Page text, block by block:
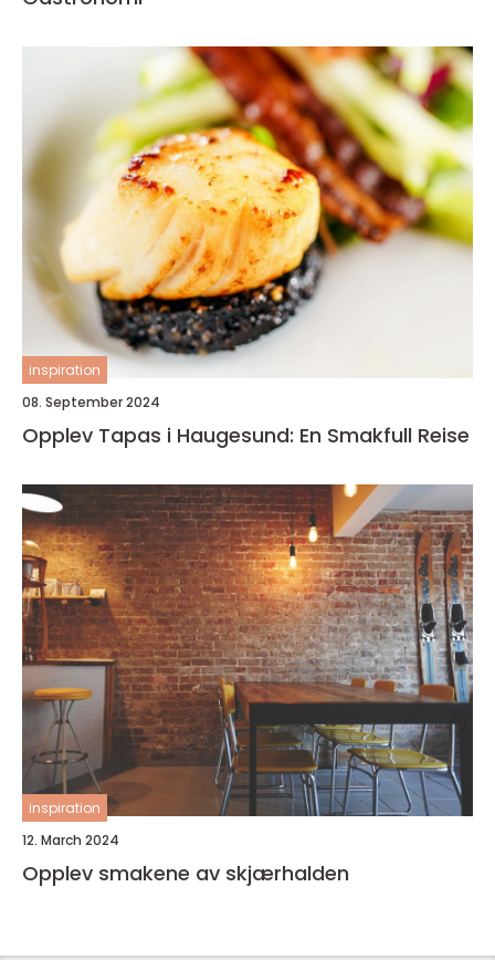
inspiration
08. September 2024
Opplev Tapas i Haugesund: En Smakfull Reise
inspiration
12. March 2024
Opplev smakene av skjærhalden